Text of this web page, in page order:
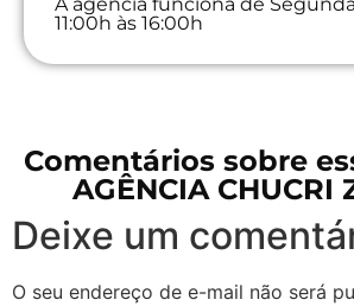
11:00h às 16:00h
Comentários sobre
AGÊNCIA CHUCRI
Deixe um
O seu endereço de e-mail não será